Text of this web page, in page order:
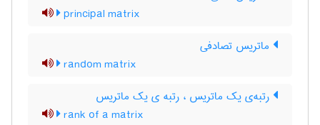
principal matrix
ماتریس تصادفی
random matrix
رتبه‌ی یک ماتریس ، رتبه ی یک ماتریس
rank of a matrix